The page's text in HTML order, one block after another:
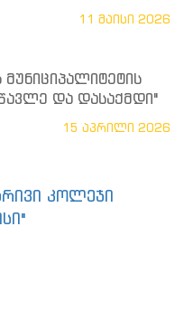
11 მაისი 2026
და დასაქმდი"
15 აპრილი 2026
კოლეჯი